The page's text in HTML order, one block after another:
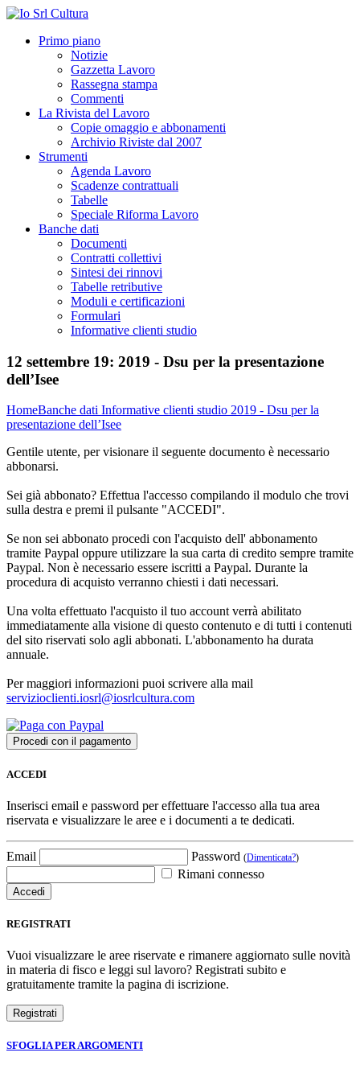
Primo piano
Notizie
Gazzetta Lavoro
Rassegna stampa
Commenti
La Rivista del Lavoro
Copie omaggio e abbonamenti
Archivio Riviste dal 2007
Strumenti
Agenda Lavoro
Scadenze contrattuali
Tabelle
Speciale Riforma Lavoro
Banche dati
Documenti
Contratti collettivi
Sintesi dei rinnovi
Tabelle retributive
Moduli e certificazioni
Formulari
Informative clienti studio
12 settembre 19: 2019 - Dsu per la presentazione
dell’Isee
HomeBanche dati Informative clienti studio 2019 - Dsu per la
presentazione dell’Isee
Gentile utente, per visionare il seguente documento è necessario
abbonarsi.
Sei già abbonato? Effettua l'accesso compilando il modulo che trovi
sulla destra e premi il pulsante "ACCEDI".
Se non sei abbonato procedi con l'acquisto dell' abbonamento
tramite Paypal oppure utilizzare la sua carta di credito sempre tramite
Paypal. Non è necessario essere iscritti a Paypal. Durante la
procedura di acquisto verranno chiesti i dati necessari.
Una volta effettuato l'acquisto il tuo account verrà abilitato
immediatamente alla visione di questo contenuto e di tutti i contenuti
del sito riservati solo agli abbonati. L'abbonamento ha durata
annuale.
Per maggiori informazioni puoi scrivere alla mail
servizioclienti.iosrl@iosrlcultura.com
ACCEDI
Inserisci email e password per effettuare l'accesso alla tua area
riservata e visualizzare le aree e i documenti a te dedicati.
Email Password (Dimenticata?)
Rimani connesso
REGISTRATI
Vuoi visualizzare le aree riservate e rimanere aggiornato sulle novità
in materia di fisco e leggi sul lavoro? Registrati subito e
gratuitamente tramite la pagina di iscrizione.
SFOGLIA PER ARGOMENTI